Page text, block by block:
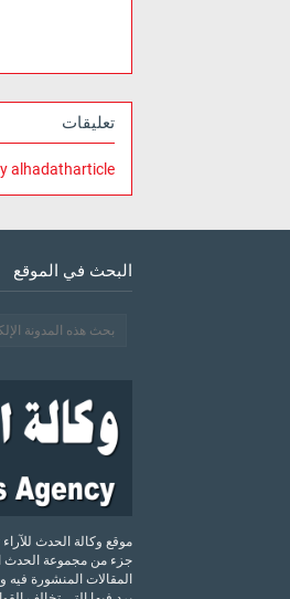
تعليقات
alhadatharticle
البحث في الموقع
جزء من مجموعة الحدث
المقالات المنشورة فيه